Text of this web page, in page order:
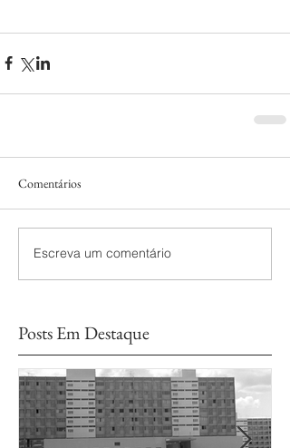
Comentários
Escreva um comentário
Posts Em Destaque